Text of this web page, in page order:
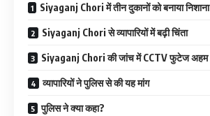
Siyaganj Chori में तीन दुकानों को बनाया निशाना
Siyaganj Chori से व्यापारियों में बढ़ी चिंता
Siyaganj Chori की जांच में CCTV फुटेज अहम
व्यापारियों ने पुलिस से की यह मांग
पुलिस ने क्या कहा?